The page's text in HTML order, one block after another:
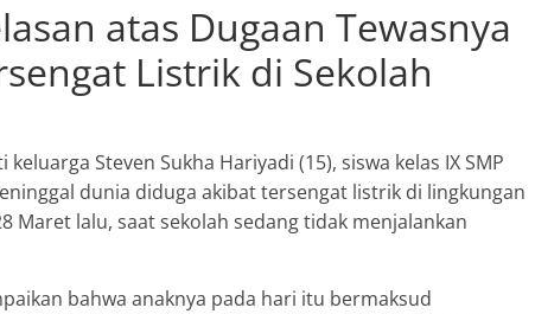
atas Dugaan Tewasnya
Listrik di Sekolah
Steven Sukha Hariyadi (15), siswa kelas IX SMP
dunia diduga akibat tersengat listrik di lingkungan
Maret lalu, saat sekolah sedang tidak menjalankan
bahwa anaknya pada hari itu bermaksud